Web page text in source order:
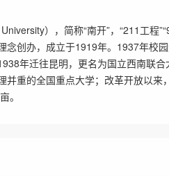
），简称“南开”，“211工程
念创办，成立于1919年。1937年校
年迁往昆明，更名为国立西南联
并重的全国重点大学；改革开放以
。